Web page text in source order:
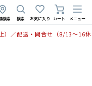
検索 検索 お気に入り カート メニュー
）／配送・問合せ（8/13〜16休